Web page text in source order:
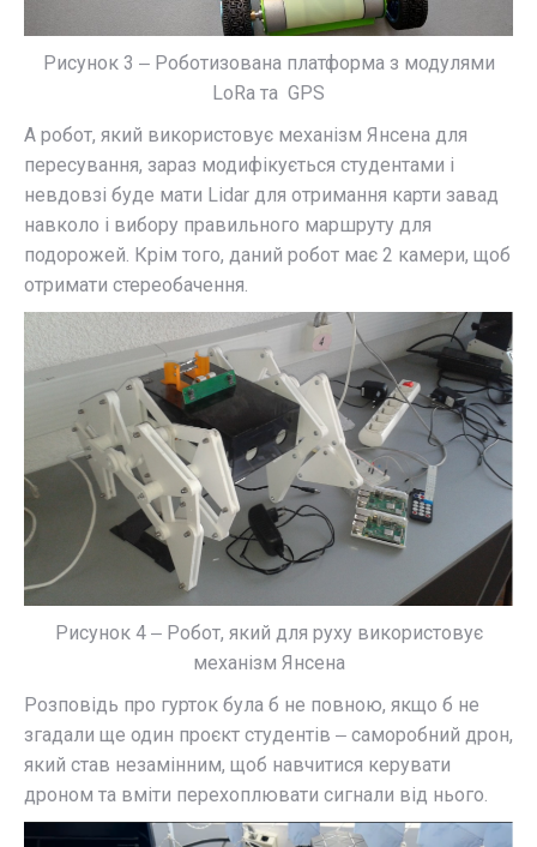
Рисунок 3 ‒ Роботизована платформа з модулями
LoRa та GPS
А робот, який використовує механізм Янсена для
пересування, зараз модифікується студентами і
невдовзі буде мати Lidar для отримання карти завад
навколо і вибору правильного маршруту для
подорожей. Крім того, даний робот має 2 камери, щоб
отримати стереобачення.
Рисунок 4 ‒ Робот, який для руху використовує
механізм Янсена
Розповідь про гурток була б не повною, якщо б не
згадали ще один проєкт студентів ‒ саморобний дрон,
який став незамінним, щоб навчитися керувати
дроном та вміти перехоплювати сигнали від нього.